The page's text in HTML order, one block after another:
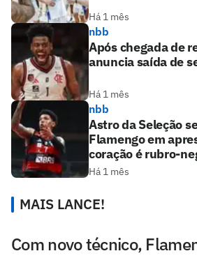
Há 1 mês
nbb
Após chegada de
anuncia saída de
Há 1 mês
nbb
Astro da Seleção
Flamengo em
coração é rubro-
Há 1 mês
MAIS LANCE!
Com novo técnico,